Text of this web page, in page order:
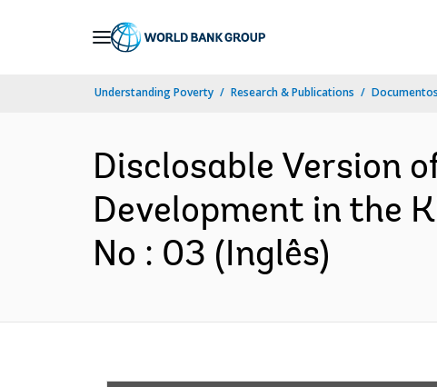
Understanding Poverty Research & Publications
Disclosable Version
Development in the
No : 03 (Inglês)